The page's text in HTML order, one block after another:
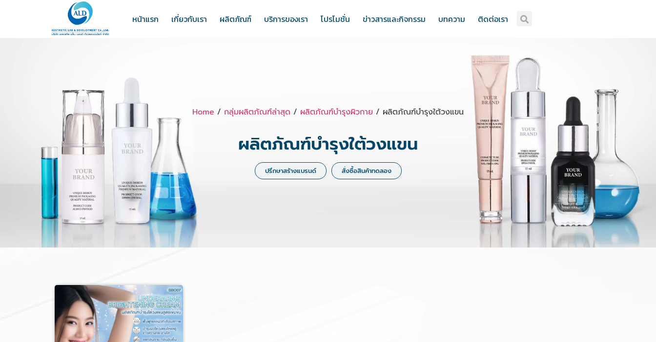
หน้าแรก เกี่ยวกับเรา ผลิตภัณฑ์ บริการของเรา โปรโมชั่น ข่าวสารและกิจกรรม บทความ ติดต่อเรา
Home / กลุ่มผลิตภัณฑ์ล่าสุด / ผลิตภัณฑ์บำรุงผิวกาย / ผลิตภัณฑ์บำรุงใต้วงแขน
ผลิตภัณฑ์บำรุงใต้วงแขน
ปรึกษาสร้างแบรนด์ สั่งซื้อสินค้าทดลอง